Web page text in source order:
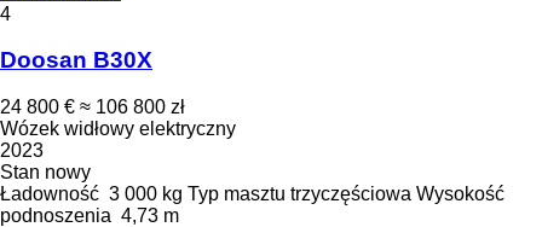
4
Doosan B30X
24 800 € ≈ 106 800 zł
Wózek widłowy elektryczny
2023
Stan nowy
Ładowność 3 000 kg Typ masztu trzyczęściowa Wysokość
podnoszenia 4,73 m